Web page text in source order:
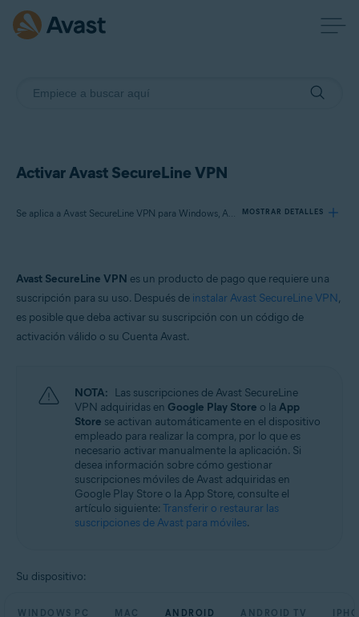
Activar Avast SecureLine VPN
Se aplica a Avast SecureLine VPN para Windows, Avast SecureLine VPN para Mac, Avast SecureLine VPN para Android, Avast SecureLine VPN para iOS MOSTRAR DETALLES
Productos:
Avast SecureLine VPN 5.x para Windows
Avast SecureLine VPN 6.x para Android
Avast SecureLine VPN 6.x para iOS
Microsoft Windows 11 Home/Pro/Enterprise/Education
Microsoft Windows 10 Home/Pro/Enterprise/Education - 32 o 64 bits
Microsoft Windows 8.1/Pro/Enterprise - 32 o 64 bits
Microsoft Windows 8/Pro/Enterprise - 32 o 64 bits
Microsoft Windows 7 Home Basic/Home
Premium/Professional/Enterprise/Ultimate - Service Pack 1, 32 o 64 bits
Apple macOS 14.x (Sonoma)
Apple macOS 13.x (Ventura)
Apple macOS 12.x (Monterey)
Apple macOS 10.13.x (High Sierra)
Avast SecureLine VPN es un producto de pago que requiere una
suscripción para su uso. Después de instalar Avast SecureLine VPN,
es posible que deba activar su suscripción con un código de
activación válido o su Cuenta Avast.
NOTA: Las suscripciones de Avast SecureLine
VPN adquiridas en Google Play Store o la App
Store se activan automáticamente en el dispositivo
empleado para realizar la compra, por lo que es
necesario activar manualmente la aplicación. Si
desea información sobre cómo gestionar
suscripciones móviles de Avast adquiridas en
Google Play Store o la App Store, consulte el
artículo siguiente: Transferir o restaurar las
suscripciones de Avast para móviles.
Su dispositivo:
WINDOWS PC MAC ANDROID ANDROID TV